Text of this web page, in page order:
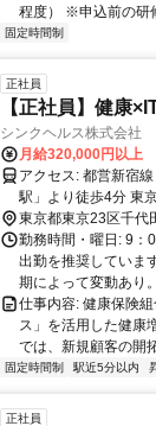
程度） ※申込前の研
固定時間制
正社員
【正社員】健康
シンクヘルス株式会社
月給320,000円以上
アクセス: 都営新宿線「岩本町駅」より徒歩4分 JR・つくばエクスプレス「秋葉原
駅」より徒歩4分 東
東京都東京23区千代
勤務時間・曜日: 9
出勤を推奨していま
期によって変動あり。
仕事内容: 健康保険
ス」を活用した健康
では、新規顧客の開
固定時間制 駅近5分以内
正社員